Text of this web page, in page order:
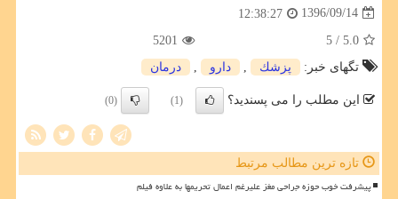
1396/09/14
12:38:27
5.0
/ 5
5201
تگهای خبر:
پزشك دارو درمان
این مطلب را می پسندید؟ (1)
(0)
تازه ترین مطالب مرتبط
پیشرفت خوب حوزه جراحی مغز علیرغم اعمال تحریمها به علاوه فیلم